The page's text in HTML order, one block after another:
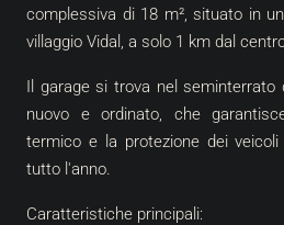
complessiva di 18 m², situato in
villaggio Vidal, a solo 1 km dal
Il garage si trova nel seminterrato
nuovo e ordinato, che
termico e la protezione dei
tutto l'anno.
Caratteristiche principali: